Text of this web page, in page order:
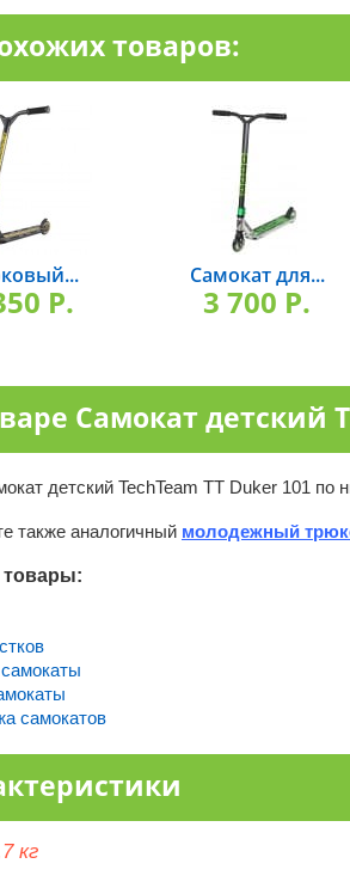
товаров:
P.
Самокат для...
3 700 P.
Самокат детский
детский TechTeam TT Duker 101 по
также аналогичный молодежный
товары:
самокатов
кг